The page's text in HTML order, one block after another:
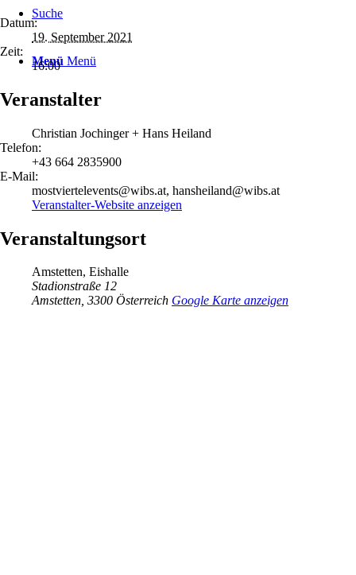
Suche
Menü Menü
Datum:
19. September 2021
Zeit:
16:00
Veranstalter
Christian Jochinger + Hans Heiland
Telefon:
+43 664 2835900
E-Mail:
mostviertelevents@wibs.at, hansheiland@wibs.at
Veranstalter-Website anzeigen
Veranstaltungsort
Amstetten, Eishalle
Stadionstraße 12
Amstetten, 3300 Österreich Google Karte anzeigen